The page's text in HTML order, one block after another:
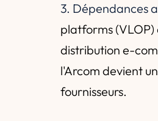
3. Dépendances
platforms
distribution e-
l'Arcom devient
fournisseurs.